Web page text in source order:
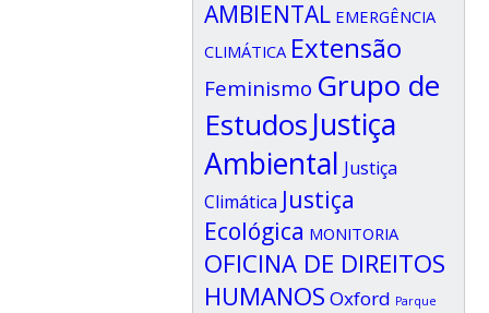
AMBIENTAL EMERGÊNCIA
CLIMÁTICA Extensão
Feminismo Grupo de
EstudosJustiça
Ambiental Justiça
Climática Justiça
Ecológica MONITORIA
OFICINA DE DIREITOS
HUMANOS Oxford Parque